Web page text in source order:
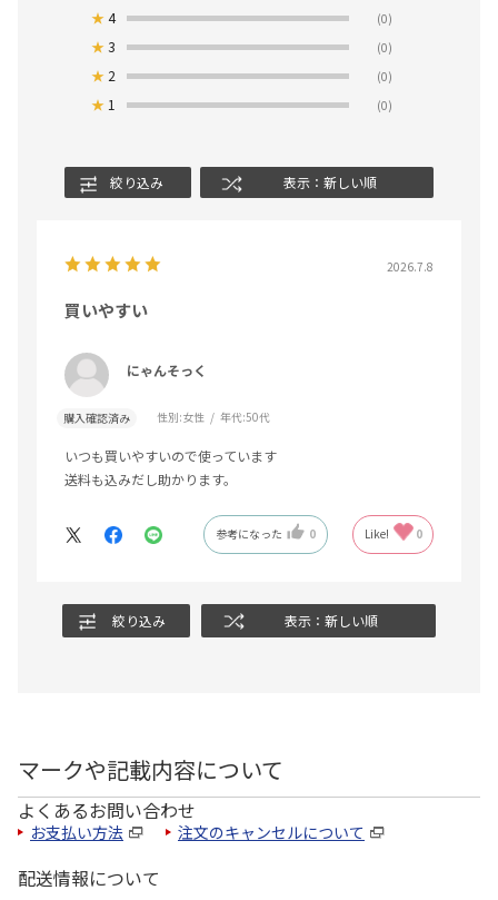
★4 (0)
★3 (0)
★ 2 (0)
★ 1 (0)
絞り込み 表示：新しい順
2026.7.8
買いやすい
にゃんそっく
購入確認済み 性別:女性 年代:50代
いつも買いやすいので使っています
送料も込みだし助かります。
参考になった 0 Like! 0
絞り込み 表示：新しい順
マークや記載内容について
よくあるお問い合わせ
お支払い方法 注文のキャンセルについて
配送情報について